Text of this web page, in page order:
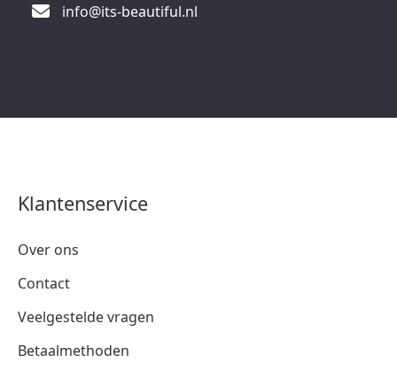
info@its-beautiful.nl
Klantenservice
Over ons
Contact
Veelgestelde vragen
Betaalmethoden